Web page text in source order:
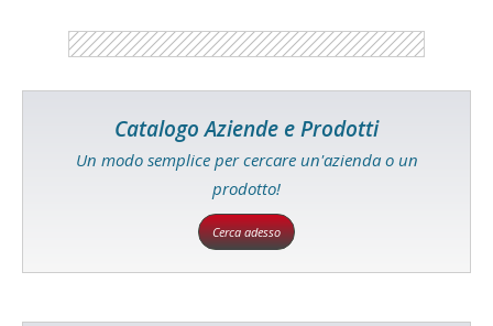
Catalogo Aziende e Prodotti
Un modo semplice per cercare un'azienda o un
prodotto!
Cerca adesso